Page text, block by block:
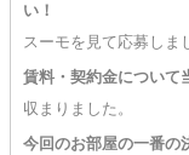
い！
スーモを見て応募しま
賃料・契約金について
収まりました。
今回のお部屋の一番の